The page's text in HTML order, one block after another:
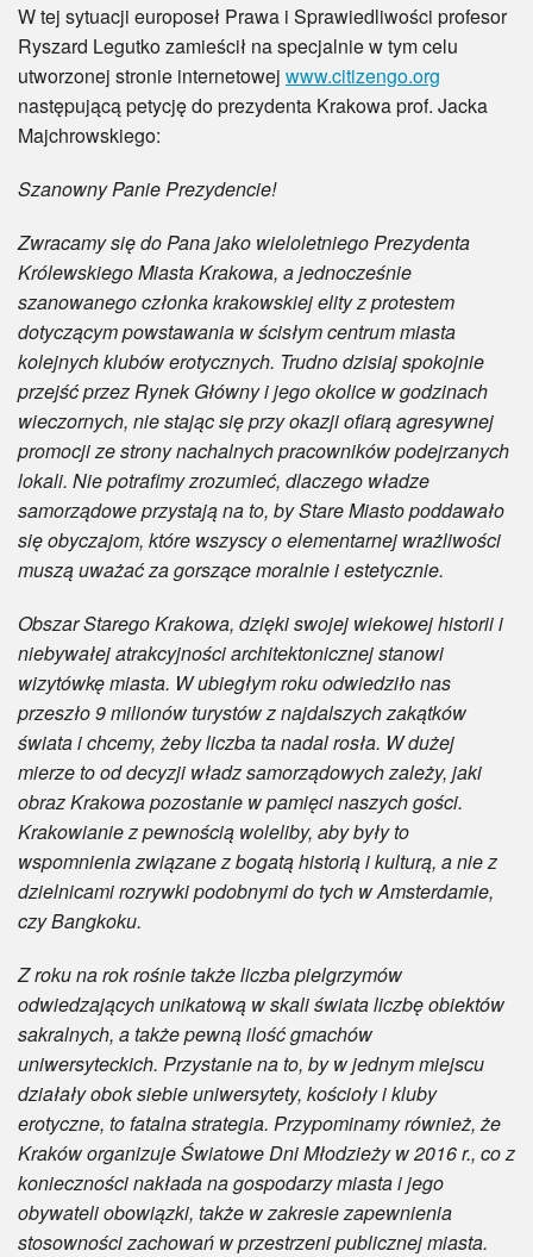
W tej sytuacji europoseł Prawa i Sprawiedliwości profesor
Ryszard Legutko zamieścił na specjalnie w tym celu
utworzonej stronie internetowej www.citizengo.org
następującą petycję do prezydenta Krakowa prof. Jacka
Majchrowskiego:
Szanowny Panie Prezydencie!
Zwracamy się do Pana jako wieloletniego Prezydenta
Królewskiego Miasta Krakowa, a jednocześnie
szanowanego członka krakowskiej elity z protestem
dotyczącym powstawania w ścisłym centrum miasta
kolejnych klubów erotycznych. Trudno dzisiaj spokojnie
przejść przez Rynek Główny i jego okolice w godzinach
wieczornych, nie stając się przy okazji ofiarą agresywnej
promocji ze strony nachalnych pracowników podejrzanych
lokali. Nie potrafimy zrozumieć, dlaczego władze
samorządowe przystają na to, by Stare Miasto poddawało
się obyczajom, które wszyscy o elementarnej wrażliwości
muszą uważać za gorszące moralnie i estetycznie.
Obszar Starego Krakowa, dzięki swojej wiekowej historii i
niebywałej atrakcyjności architektonicznej stanowi
wizytówkę miasta. W ubiegłym roku odwiedziło nas
przeszło 9 milionów turystów z najdalszych zakątków
świata i chcemy, żeby liczba ta nadal rosła. W dużej
mierze to od decyzji władz samorządowych zależy, jaki
obraz Krakowa pozostanie w pamięci naszych gości.
Krakowianie z pewnością woleliby, aby były to
wspomnienia związane z bogatą historią i kulturą, a nie z
dzielnicami rozrywki podobnymi do tych w Amsterdamie,
czy Bangkoku.
Z roku na rok rośnie także liczba pielgrzymów
odwiedzających unikatową w skali świata liczbę obiektów
sakralnych, a także pewną ilość gmachów
uniwersyteckich. Przystanie na to, by w jednym miejscu
działały obok siebie uniwersytety, kościoły i kluby
erotyczne, to fatalna strategia. Przypominamy również, że
Kraków organizuje Światowe Dni Młodzieży w 2016 r., co z
konieczności nakłada na gospodarzy miasta i jego
obywateli obowiązki, także w zakresie zapewnienia
stosowności zachowań w przestrzeni publicznej miasta.